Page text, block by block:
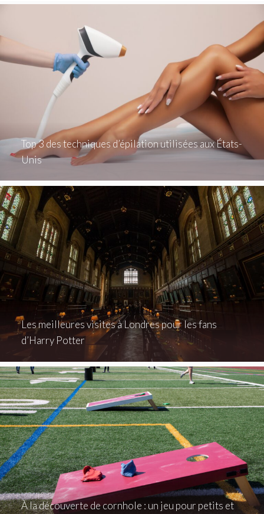
Top 3 des techniques d’épilation utilisées aux États-
Unis
Les meilleures visites à Londres pour les fans
d’Harry Potter
À la découverte de cornhole : un jeu pour petits et